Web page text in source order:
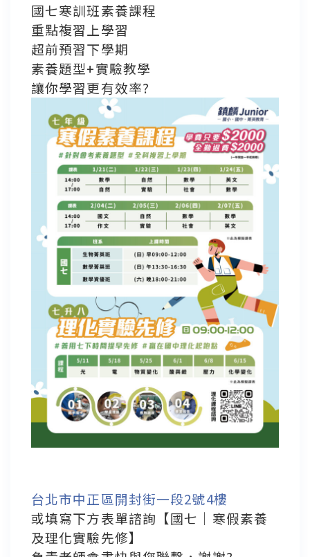
國七寒訓班素養課程
重點複習上學習
超前預習下學期
素養題型+實驗教學
讓你學習更有效率?
台北市中正區開封街一段2號4樓
或填寫下方表單諮詢【國七｜寒假素養
及理化實驗先修】